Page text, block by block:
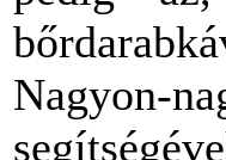
Nagyon-